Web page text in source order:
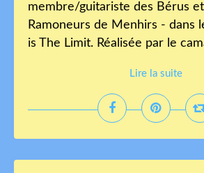
membre/guitariste des Bérus et
Ramoneurs de Menhirs - dans
is The Limit. Réalisée par le
Lire la suite